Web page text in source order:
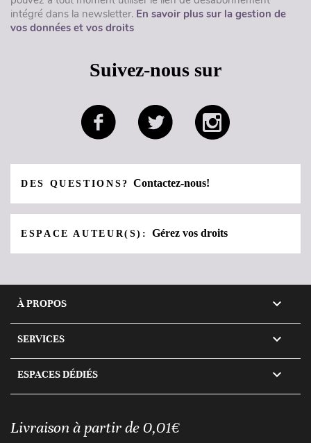
intégré dans la newsletter. En savoir plus sur la gestion de
vos données et vos droits
Suivez-nous sur
DES QUESTIONS?Contactez-nous!
ESPACE AUTEUR(S):Gérez vos droits
À PROPOS 
SERVICES 
ESPACES DÉDIÉS 
Livraison à partir de 0,01€